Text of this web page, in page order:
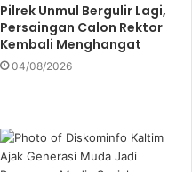
Pilrek Unmul Bergulir Lagi,
Persaingan Calon Rektor
Kembali Menghangat
04/08/2026